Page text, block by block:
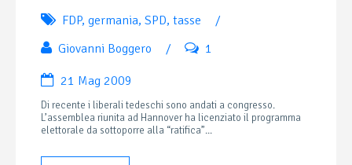
FDP, germania, SPD, tasse
/
Giovanni Boggero
/ 1
21 Mag 2009
Di recente i liberali tedeschi sono andati a congresso.
L’assemblea riunita ad Hannover ha licenziato il programma
elettorale da sottoporre alla “ratifica”...